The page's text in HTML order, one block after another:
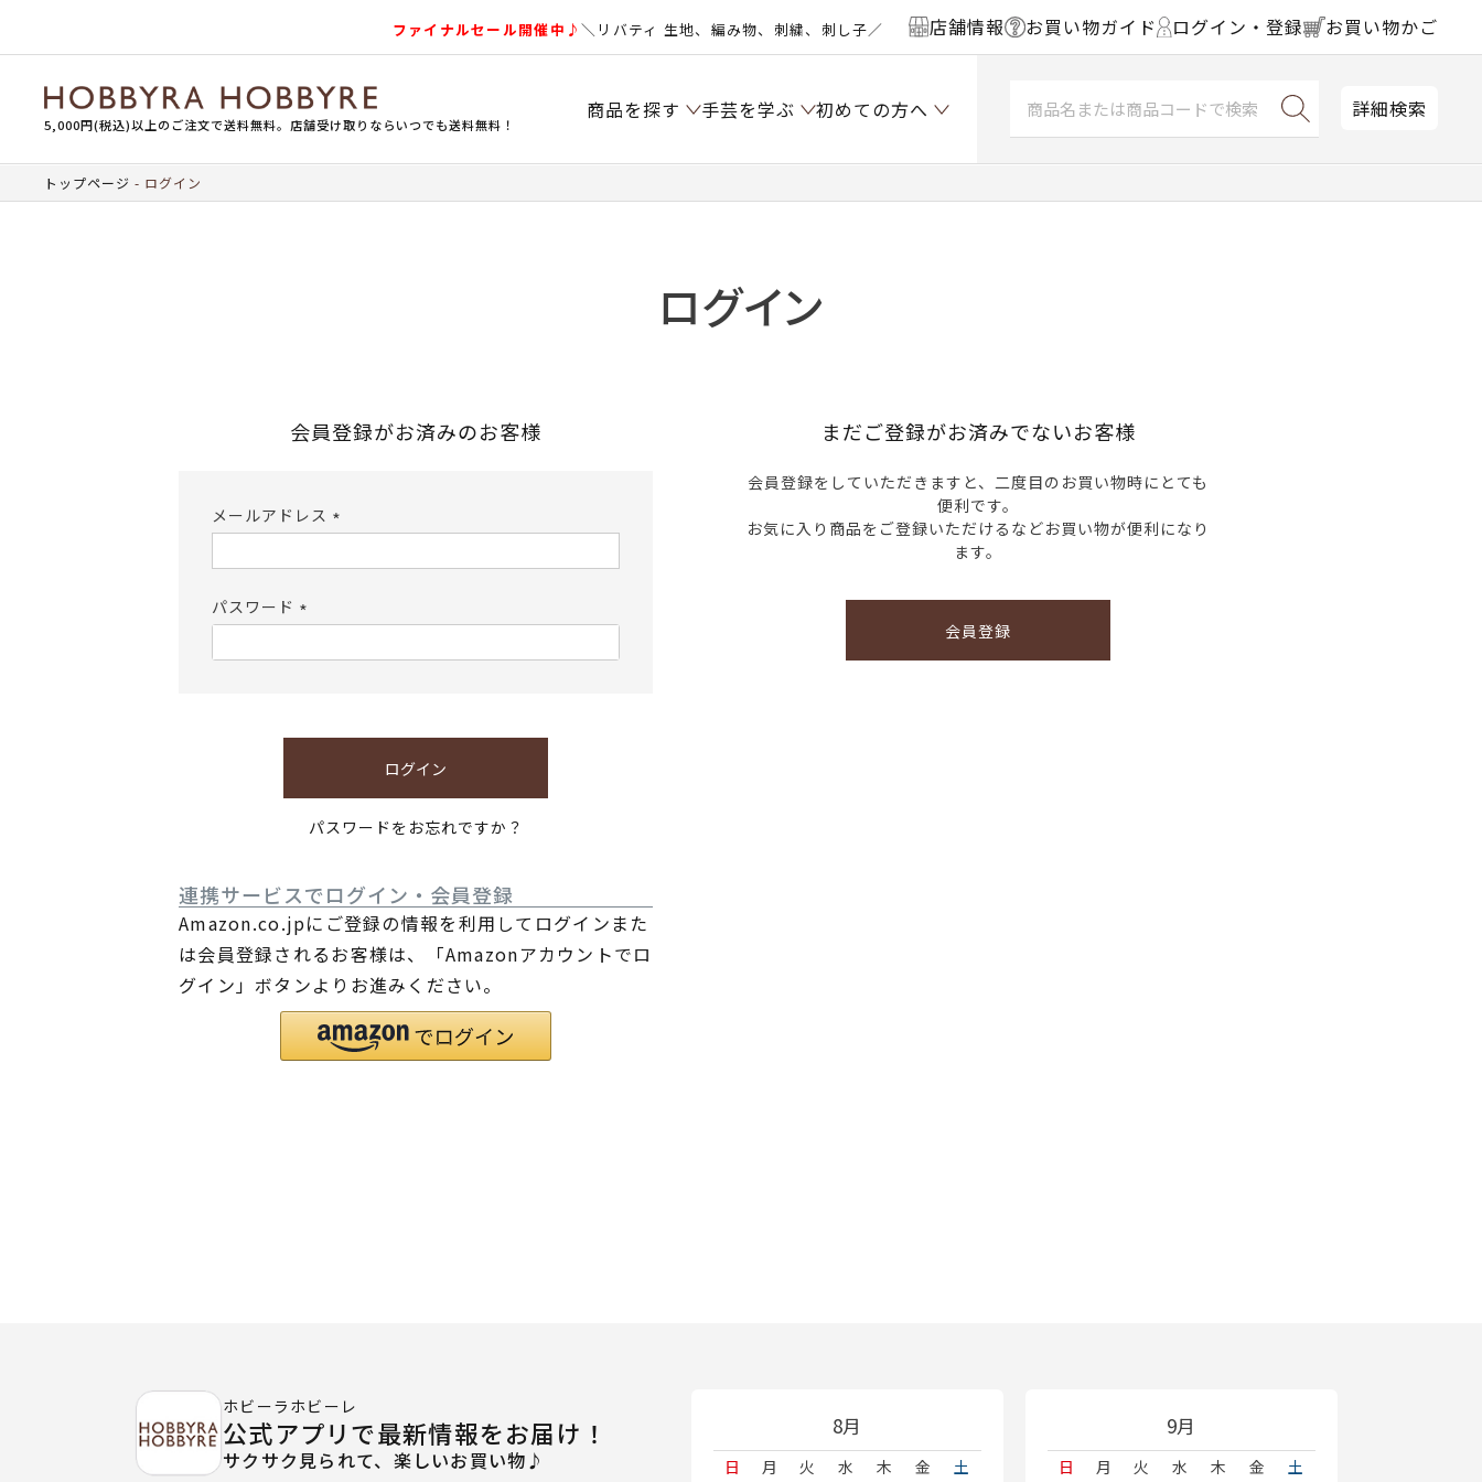
ファイナルセール開催中♪＼リバティ 生地、編み物、刺繍、刺し子／ 店舗情報 お買い物ガイド ログイン・登録 お買い物かご
5,000円(税込)以上のご注文で送料無料。店舗受け取りならいつでも送料無料！
商品を探す 手芸を学ぶ 初めての方へ 詳細検索
トップページ ログイン
ログイン
会員登録がお済みのお客様
メールアドレス
須)
パスワード
須)
ログイン
パスワードをお忘れですか？
連携サービスでログイン・会員登録
Amazon.co.jpにご登録の情報を利用してログインまた
は会員登録されるお客様は、「Amazonアカウントでロ
グイン」ボタンよりお進みください。
まだご登録がお済みでないお客様
会員登録をしていただきますと、二度目のお買い物時にとても
便利です。
お気に入り商品をご登録いただけるなどお買い物が便利になり
ます。
会員登録
8月
日 月 火 水 木 金 土
9月
日 月 火 水 木 金 土
ホビーラホビーレ
公式アプリで最新情報をお届け！
サクサク見られて、楽しいお買い物♪